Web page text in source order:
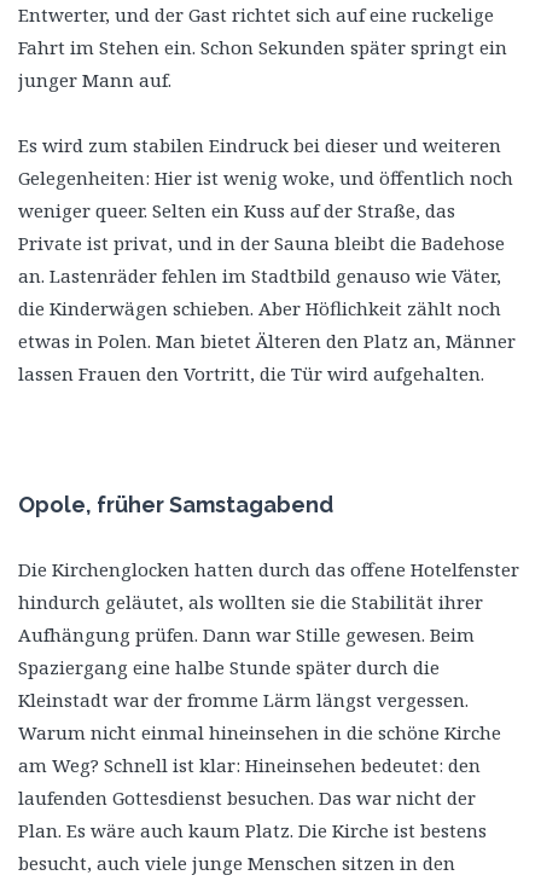
Entwerter, und der Gast richtet sich auf eine ruckelige
Fahrt im Stehen ein. Schon Sekunden später springt ein
junger Mann auf.
Es wird zum stabilen Eindruck bei dieser und weiteren
Gelegenheiten: Hier ist wenig woke, und öffentlich noch
weniger queer. Selten ein Kuss auf der Straße, das
Private ist privat, und in der Sauna bleibt die Badehose
an. Lastenräder fehlen im Stadtbild genauso wie Väter,
die Kinderwägen schieben. Aber Höflichkeit zählt noch
etwas in Polen. Man bietet Älteren den Platz an, Männer
lassen Frauen den Vortritt, die Tür wird aufgehalten.
Opole, früher Samstagabend
Die Kirchenglocken hatten durch das offene Hotelfenster
hindurch geläutet, als wollten sie die Stabilität ihrer
Aufhängung prüfen. Dann war Stille gewesen. Beim
Spaziergang eine halbe Stunde später durch die
Kleinstadt war der fromme Lärm längst vergessen.
Warum nicht einmal hineinsehen in die schöne Kirche
am Weg? Schnell ist klar: Hineinsehen bedeutet: den
laufenden Gottesdienst besuchen. Das war nicht der
Plan. Es wäre auch kaum Platz. Die Kirche ist bestens
besucht, auch viele junge Menschen sitzen in den